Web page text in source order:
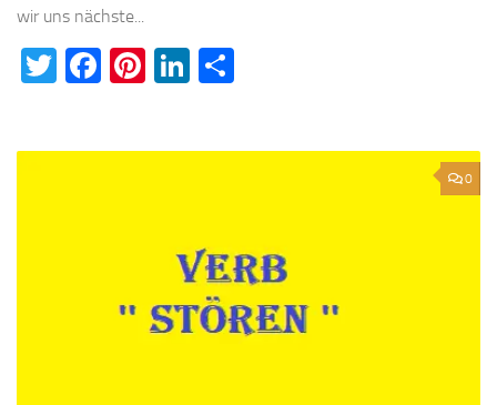
wir uns nächste...
Twitter
Facebook
Pinterest
LinkedIn
0